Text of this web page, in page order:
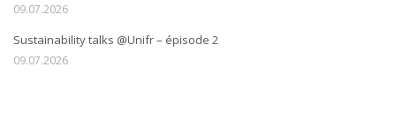
09.07.2026
Sustainability talks @Unifr – épisode 2
09.07.2026